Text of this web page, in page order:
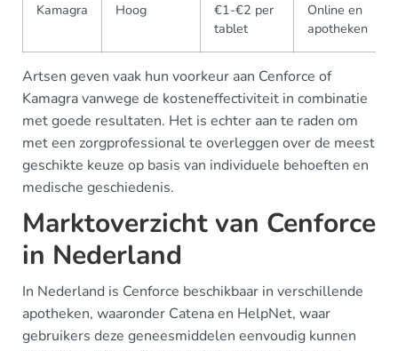
Kamagra Hoog
€1-€2 per
tablet
Online en
apotheken
Artsen geven vaak hun voorkeur aan Cenforce of
Kamagra vanwege de kosteneffectiviteit in combinatie
met goede resultaten. Het is echter aan te raden om
met een zorgprofessional te overleggen over de meest
geschikte keuze op basis van individuele behoeften en
medische geschiedenis.
Marktoverzicht van Cenforce
in Nederland
In Nederland is Cenforce beschikbaar in verschillende
apotheken, waaronder Catena en HelpNet, waar
gebruikers deze geneesmiddelen eenvoudig kunnen